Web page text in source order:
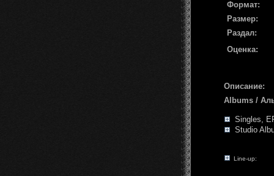
Формат:
Размер:
Раздал:
Оценка:
Описание:
Albums /
Singles,
Studio
Line-up: